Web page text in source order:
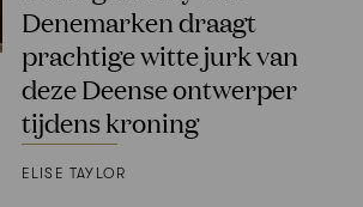
Denemarken draagt
prachtige witte jurk van
deze Deense ontwerper
tijdens kroning
ELISE TAYLOR